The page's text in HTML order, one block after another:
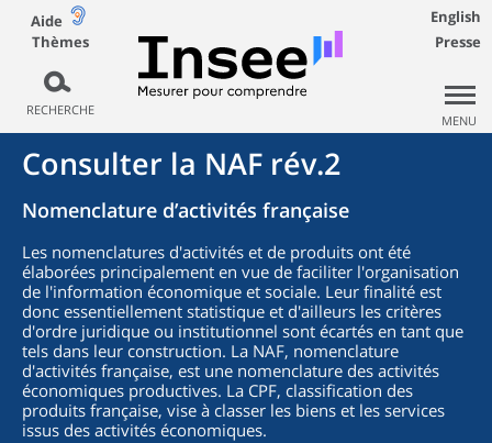
Aide
Thèmes
RECHERCHE
English
Presse
MENU
Consulter la NAF rév.2
Nomenclature d’activités française
Les nomenclatures d'activités et de produits ont été
élaborées principalement en vue de faciliter l'organisation
de l'information économique et sociale. Leur finalité est
donc essentiellement statistique et d'ailleurs les critères
d'ordre juridique ou institutionnel sont écartés en tant que
tels dans leur construction. La NAF, nomenclature
d'activités française, est une nomenclature des activités
économiques productives. La CPF, classification des
produits française, vise à classer les biens et les services
issus des activités économiques.